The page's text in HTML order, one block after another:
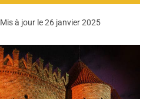
Mis à jour le 26 janvier 2025